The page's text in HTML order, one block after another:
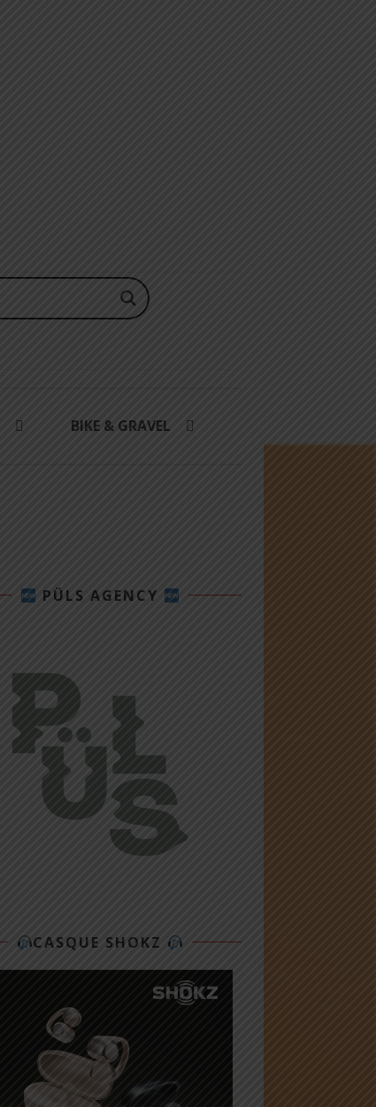
BIKE & GRAVEL
PÜLS AGENCY
CASQUE SHOKZ